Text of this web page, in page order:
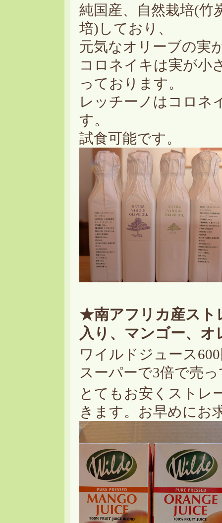
純国産、自然栽培(竹
培)しており、
元気なオリーブの実
コロネイキは実が小
っております。
レッチーノはコロネ
す。
試食可能です。
★南アフリカ産スト
入り、マンゴー、
ワイルドジュース
スーパーで3倍で売
とてもお安くストレ
きます。お早めにお